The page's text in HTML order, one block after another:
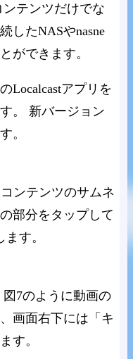
テンツだけでな
したNASやnasne
ができます。
Localcastアプリを
。 新バージョン
。
ンテンツのサムネ
部分をタップして
す。
図7のように動画の
画面右下には「キ
す。